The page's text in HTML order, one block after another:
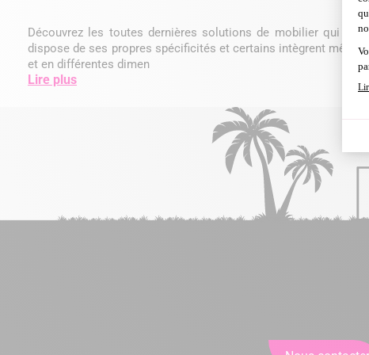
Découvrez les toutes dernières solutions de mobilier qui
dispose de ses propres spécificités et certains intègrent
et en différentes dimen
Lire plus